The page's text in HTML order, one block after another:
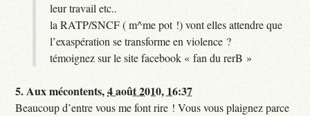
leur travail etc..
la RATP/SNCF ( m^me pot !) vont elles attendre que
l’exaspération se transforme en violence ?
témoignez sur le site facebook « fan du rerB »
5.Aux mécontents,4 août 2010, 16:37
Beaucoup d’entre vous me font rire ! Vous vous plaignez parce